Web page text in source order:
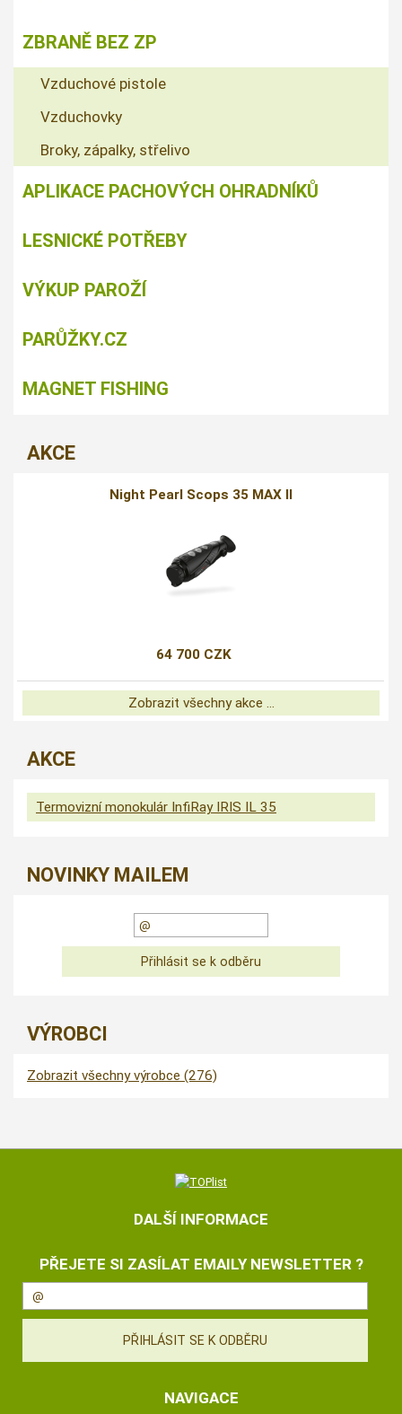
ZBRANĚ BEZ ZP
Vzduchové pistole
Vzduchovky
Broky, zápalky, střelivo
APLIKACE PACHOVÝCH OHRADNÍKŮ
LESNICKÉ POTŘEBY
VÝKUP PAROŽÍ
PARŮŽKY.CZ
MAGNET FISHING
AKCE
Night Pearl Scops 35 MAX II
64 700 CZK
Zobrazit všechny akce ...
AKCE
Termovizní monokulár InfiRay IRIS IL 35
NOVINKY MAILEM
VÝROBCI
Zobrazit všechny výrobce (276)
DALŠÍ INFORMACE
PŘEJETE SI ZASÍLAT EMAILY NEWSLETTER ?
NAVIGACE